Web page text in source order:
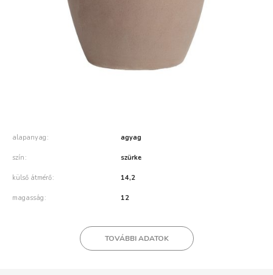
alapanyag agyag
szín szürke
külső átmérő 14,2
magasság 12
TOVÁBBI ADATOK